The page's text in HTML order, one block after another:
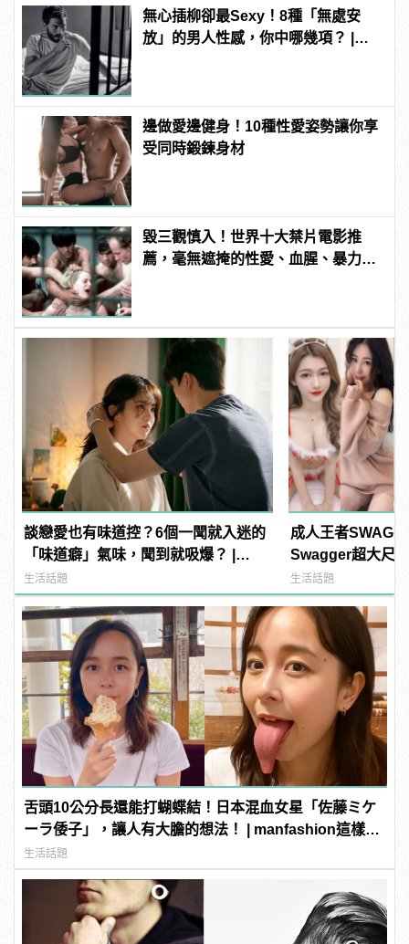
無心插柳卻最Sexy！8種「無處安
放」的男人性感，你中哪幾項？ |
邊做愛邊健身！10種性愛姿勢讓你享
受同時鍛鍊身材
毀三觀慎入！世界十大禁片電影推
薦，毫無遮掩的性愛、血腥、暴力、
談戀愛也有味道控？6個一聞就入迷的
「味道癖」氣味，聞到就吸爆？ |
manfashion這樣變型男
生活話題
成人王者SWAG
Swagger超大尺
紅海鮮通通有，
結！ |
生活話題
舌頭10公分長還能打蝴蝶結！日本混血女星「佐藤ミケ
ーラ倭子」，讓人有大膽的想法！ | manfashion這樣變
型男
生活話題